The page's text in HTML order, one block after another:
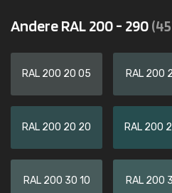
Andere RAL 200 - 290
RAL 200 20 05 RAL 200
RAL 200 20 20 RAL 200
RAL 200 30 10 RAL 200